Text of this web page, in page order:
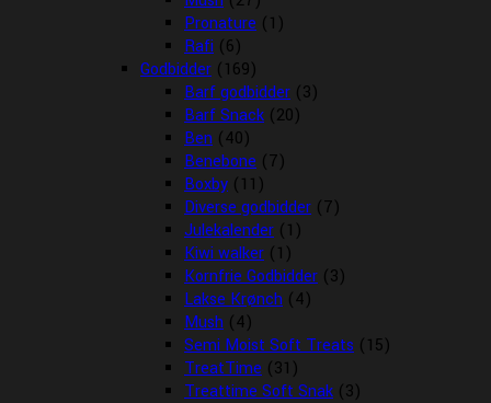
Pronature (1)
Rafi (6)
Godbidder (169)
Barf godbidder (3)
Barf Snack (20)
Ben (40)
Benebone (7)
Boxby (11)
Diverse godbidder (7)
Julekalender (1)
Kiwi walker (1)
Kornfrie Godbidder (3)
Lakse Krønch (4)
Mush (4)
Semi Moist Soft Treats (15)
TreatTime (31)
Treattime Soft Snak (3)